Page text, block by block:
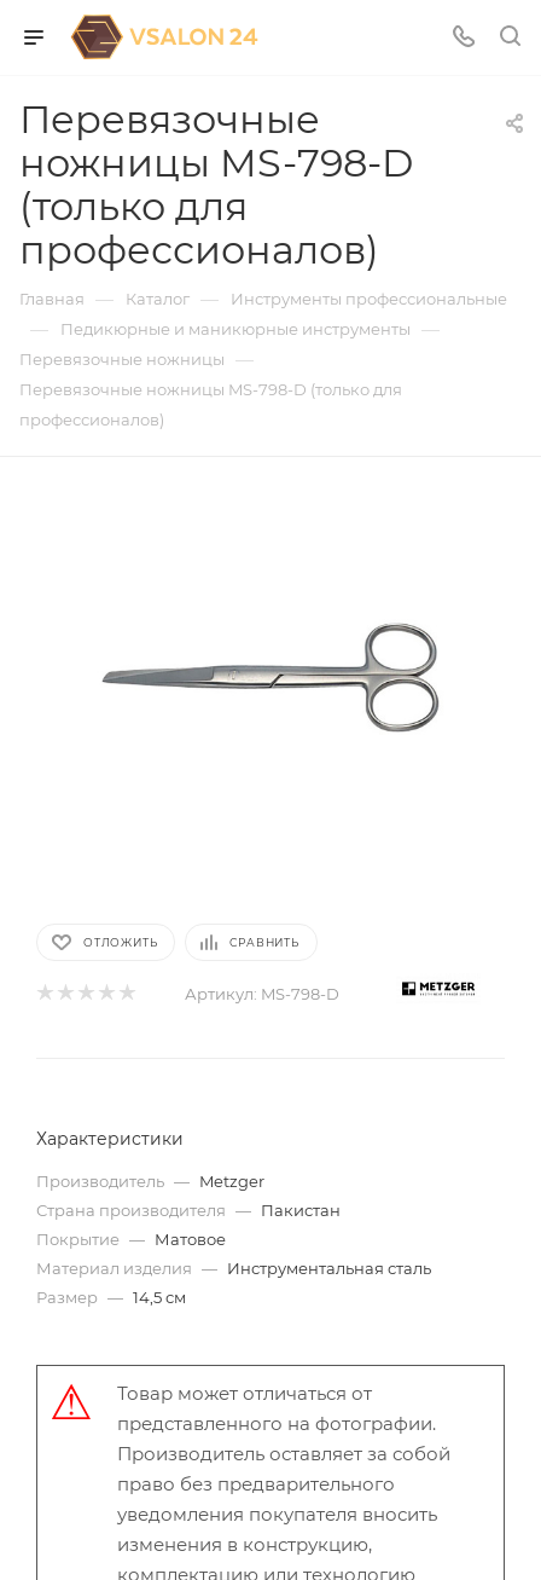
Перевязочные
ножницы MS-798-D
(только для
профессионалов)
Главная — Каталог — Инструменты профессиональные
— Педикюрные и маникюрные инструменты —
Перевязочные ножницы —
Перевязочные ножницы MS-798-D (только для
профессионалов)
ОТЛОЖИТЬ СРАВНИТЬ
Артикул: MS-798-D
Характеристики
Производитель — Metzger
Страна производителя — Пакистан
Покрытие — Матовое
Материал изделия — Инструментальная сталь
Размер — 14,5 см
Товар может отличаться от
представленного на фотографии.
Производитель оставляет за собой
право без предварительного
уведомления покупателя вносить
изменения в конструкцию,
комплектацию или технологию